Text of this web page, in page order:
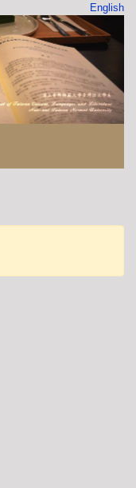
English